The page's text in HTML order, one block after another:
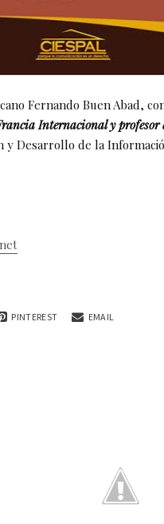
Fernando Buen Abad,
Internacional y profesor
y Desarrollo de la
PINTEREST EMAIL